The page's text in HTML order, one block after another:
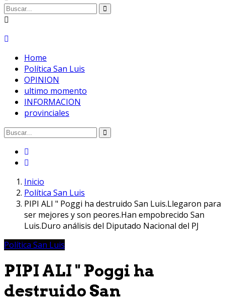
Home
Política San Luis
OPINION
ultimo momento
INFORMACION
provinciales
Inicio
Política San Luis
PIPI ALI " Poggi ha destruido San Luis.Llegaron para
ser mejores y son peores.Han empobrecido San
Luis.Duro análisis del Diputado Nacional del PJ
Política San Luis
PIPI ALI " Poggi ha
destruido San